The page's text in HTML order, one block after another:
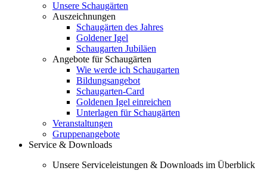
Unsere Schaugärten
Auszeichnungen
Schaugärten des Jahres
Goldener Igel
Schaugarten Jubiläen
Angebote für Schaugärten
Wie werde ich Schaugarten
Bildungsangebot
Schaugarten-Card
Goldenen Igel einreichen
Unterlagen für Schaugärten
Veranstaltungen
Gruppenangebote
Service & Downloads
Unsere Serviceleistungen & Downloads im Überblick